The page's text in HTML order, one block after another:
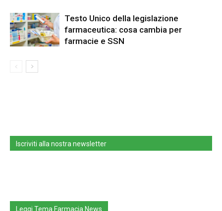
Testo Unico della legislazione
farmaceutica: cosa cambia per
farmacie e SSN
Iscriviti alla nostra newsletter
Leggi Tema Farmacia News